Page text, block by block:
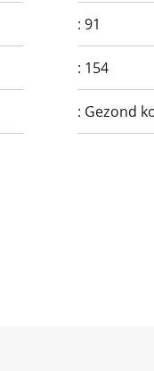
:91
: 154
: Gezond